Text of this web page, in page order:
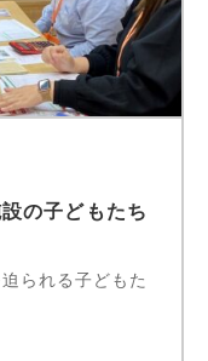
の子どもたち
られる子どもた